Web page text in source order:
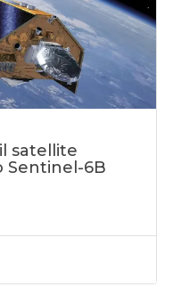
satellite
Sentinel-6B